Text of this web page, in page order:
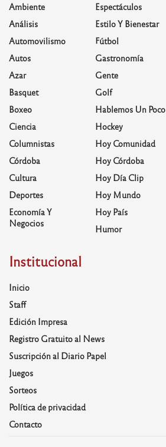
Ambiente
Análisis
Automovilismo
Autos
Azar
Basquet
Boxeo
Ciencia
Columnistas
Córdoba
Cultura
Deportes
Economía Y
Negocios
Espectáculos
Estilo Y Bienestar
Fútbol
Gastronomía
Gente
Golf
Hablemos Un Poco
Hockey
Hoy Comunidad
Hoy Córdoba
Hoy Día Clip
Hoy Mundo
Hoy País
Humor
Institucional
Inicio
Staff
Edición Impresa
Registro Gratuito al News
Suscripción al Diario Papel
Juegos
Sorteos
Política de privacidad
Contacto